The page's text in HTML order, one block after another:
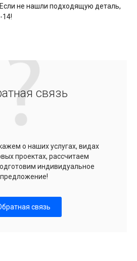
не нашли подходящую деталь,
14!
связь
о наших услугах, видах
проектах, рассчитаем
индивидуальное
предложение!
связь